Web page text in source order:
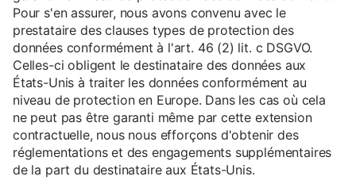
Pour s'en assurer, nous avons convenu avec le
prestataire des clauses types de protection des
données conformément à l'art. 46 (2) lit. c DSGVO.
Celles-ci obligent le destinataire des données aux
États-Unis à traiter les données conformément au
niveau de protection en Europe. Dans les cas où cela
ne peut pas être garanti même par cette extension
contractuelle, nous nous efforçons d'obtenir des
réglementations et des engagements supplémentaires
de la part du destinataire aux États-Unis.